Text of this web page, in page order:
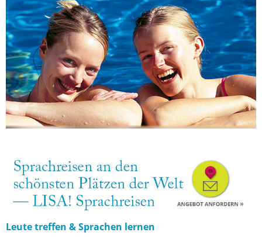
Leute treffen & Sprachen lernen